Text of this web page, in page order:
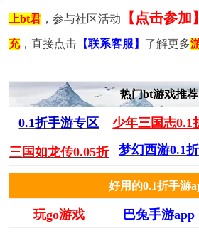
上bt君，参与社区活动 【点击参加】
充，直接点击【联系客服】 了解更多
热门bt游戏推荐
0.1折手游专区 少年三国志0.1
三国如龙传0.05折 梦幻西游0.1折
好用的0.1折手游
玩go游戏 巴兔手游app